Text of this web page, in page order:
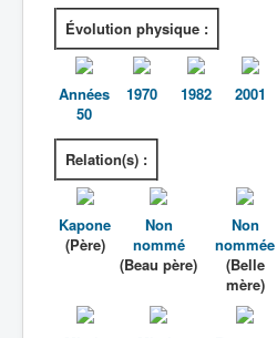
Évolution physique :
Années
50
1970 1982 2001
Relation(s) :
Kapone
(Père)
Non
nommé
(Beau père)
Non
nommée
(Belle
mère)